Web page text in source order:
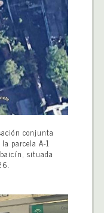
conjunta
parcela A-1
situada